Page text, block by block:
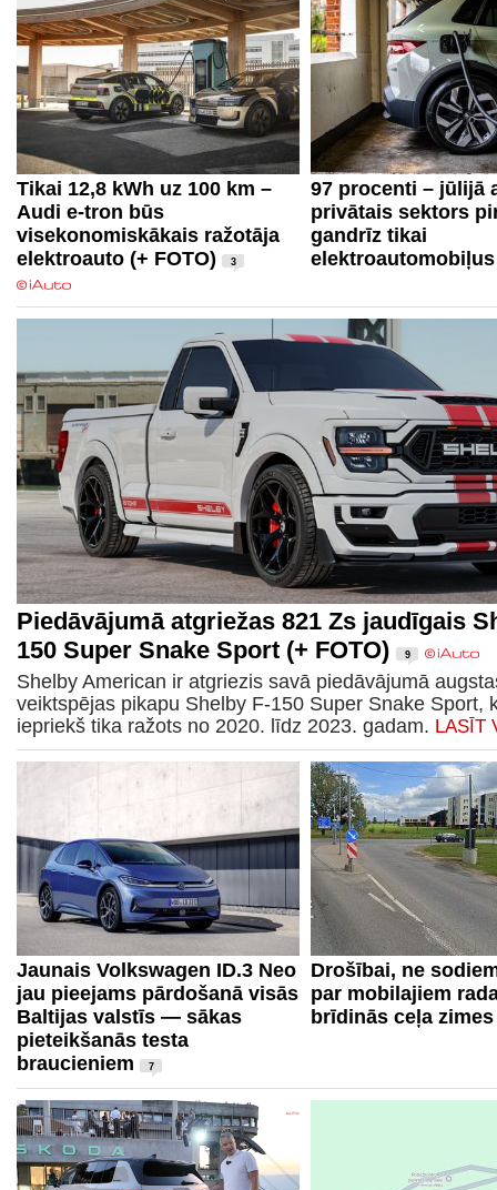
Tikai 12,8 kWh uz 100 km –
Audi e-tron būs
visekonomiskākais ražotāja
elektroauto (+ FOTO)
3
97 procenti – jūlijā
privātais sektors
gandrīz tikai
elektroautomobiļus
Piedāvājumā atgriežas 821 Zs jaudīgais
150 Super Snake Sport (+ FOTO)
9
Shelby American ir atgriezis savā piedāvājumā
veiktspējas pikapu Shelby F-150 Super Snake Sport,
iepriekš tika ražots no 2020. līdz 2023. gadam. LASĪT
Drošībai, ne
par mobilajiem
brīdinās ceļa zimes
Jaunais Volkswagen ID.3 Neo
jau pieejams pārdošanā visās
Baltijas valstīs — sākas
pieteikšanās testa
braucieniem
7